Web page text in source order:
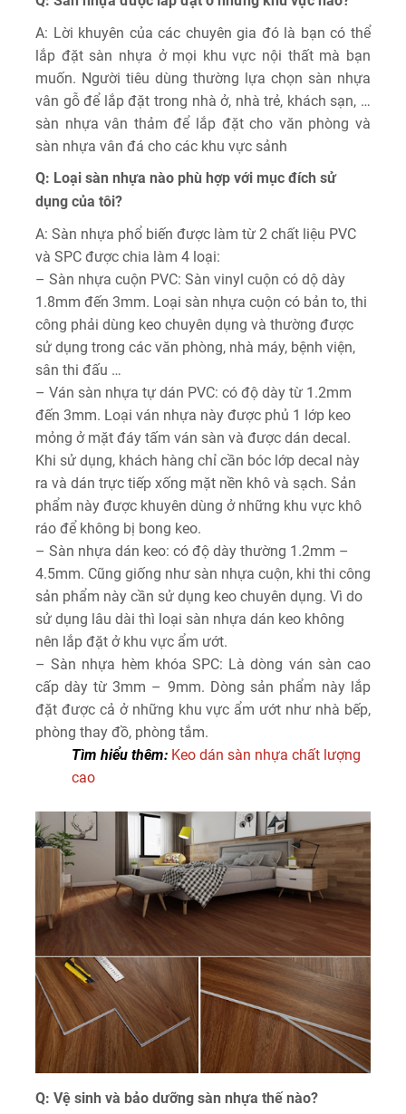
A: Lời khuyên của các chuyên gia đó là bạn có thể
lắp đặt sàn nhựa ở mọi khu vực nội thất mà bạn
muốn. Người tiêu dùng thường lựa chọn sàn nhựa
vân gỗ để lắp đặt trong nhà ở, nhà trẻ, khách sạn, …
sàn nhựa vân thảm để lắp đặt cho văn phòng và
sàn nhựa vân đá cho các khu vực sảnh
Q: Loại sàn nhựa nào phù hợp với mục đích sử
dụng của tôi?
A: Sàn nhựa phổ biến được làm từ 2 chất liệu PVC
và SPC được chia làm 4 loại:
– Sàn nhựa cuộn PVC: Sàn vinyl cuộn có dộ dày
1.8mm đến 3mm. Loại sàn nhựa cuộn có bản to, thi
công phải dùng keo chuyên dụng và thường được
sử dụng trong các văn phòng, nhà máy, bệnh viện,
sân thi đấu …
– Ván sàn nhựa tự dán PVC: có độ dày từ 1.2mm
đến 3mm. Loại ván nhựa này được phủ 1 lớp keo
mỏng ở mặt đáy tấm ván sàn và được dán decal.
Khi sử dụng, khách hàng chỉ cần bóc lớp decal này
ra và dán trực tiếp xống mặt nền khô và sạch. Sản
phẩm này được khuyên dùng ở những khu vực khô
ráo để không bị bong keo.
– Sàn nhựa dán keo: có độ dày thường 1.2mm –
4.5mm. Cũng giống như sàn nhựa cuộn, khi thi công
sản phẩm này cần sử dụng keo chuyên dụng. Vì do
sử dụng lâu dài thì loại sàn nhựa dán keo không
nên lắp đặt ở khu vực ẩm ướt.
– Sàn nhựa hèm khóa SPC: Là dòng ván sàn cao
cấp dày từ 3mm – 9mm. Dòng sản phẩm này lắp
đặt được cả ở những khu vực ẩm ướt như nhà bếp,
phòng thay đồ, phòng tắm.
Tìm hiểu thêm: Keo dán sàn nhựa chất lượng
cao
Q: Vệ sinh và bảo dưỡng sàn nhựa thế nào?